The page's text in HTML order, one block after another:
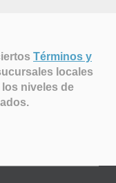
Términos y
locales
niveles de